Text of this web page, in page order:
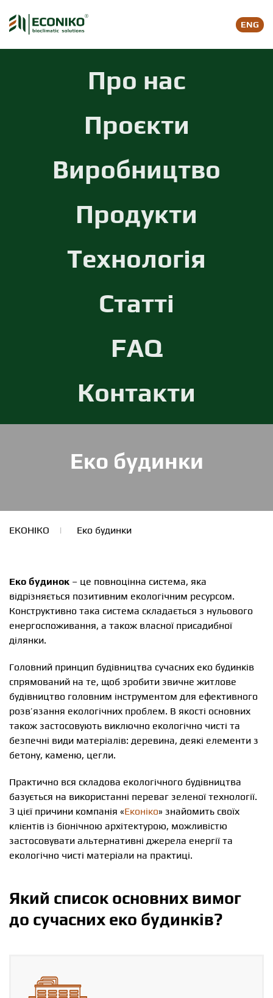
Skip to main content
ENG
Про нас
Проєкти
Виробництво
Продукти
Технологія
Статті
FAQ
Контакти
Еко будинки
ЕКОНІКО Еко будинки
Еко будинок – це повноцінна система, яка
відрізняється позитивним екологічним ресурсом.
Конструктивно така система складається з нульового
енергоспоживання, а також власної присадибної
ділянки.
Головний принцип будівництва сучасних еко будинків
спрямований на те, щоб зробити звичне житлове
будівництво головним інструментом для ефективного
розв’язання екологічних проблем. В якості основних
також застосовують виключно екологічно чисті та
безпечні види матеріалів: деревина, деякі елементи з
бетону, каменю, цегли.
Практично вся складова екологічного будівництва
базується на використанні переваг зеленої технології.
З цієї причини компанія «Еконіко» знайомить своїх
клієнтів із біонічною архітектурою, можливістю
застосовувати альтернативні джерела енергії та
екологічно чисті матеріали на практиці.
Який список основних вимог
до сучасних еко будинків?